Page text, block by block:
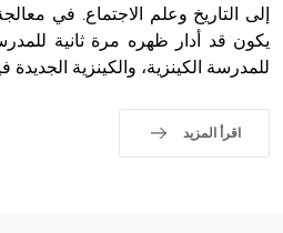
إلى التاريخ وعلم الاجتماع. في
يكون قد أدار ظهره مرة ثانية
للمدرسة الكينزية، والكينزية الجديدة
اقرأ المزيد